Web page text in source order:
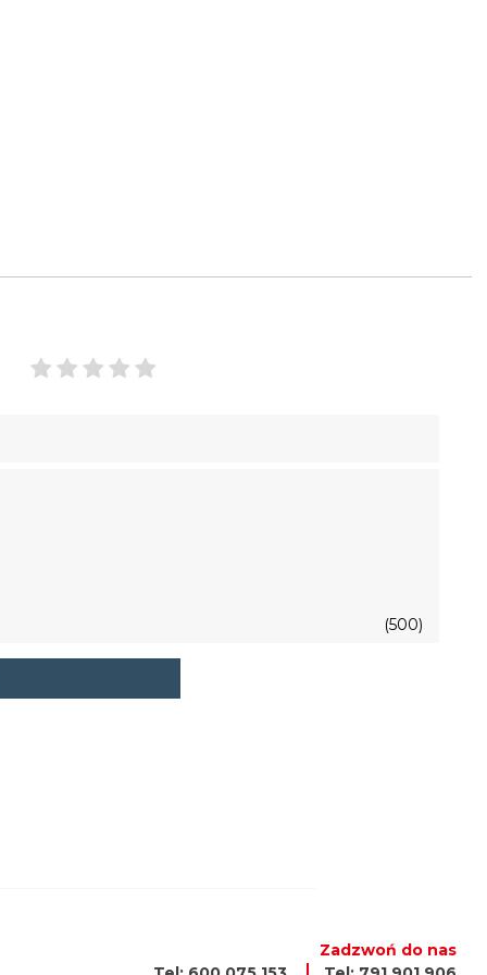
(500)
Zadzwoń do nas